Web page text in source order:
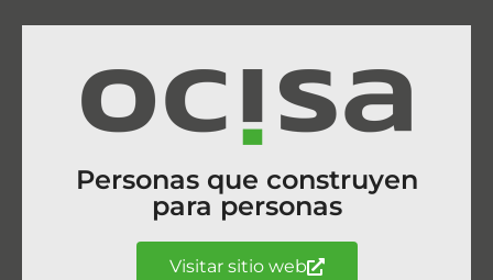
Personas que construyen
para personas
Visitar sitio web